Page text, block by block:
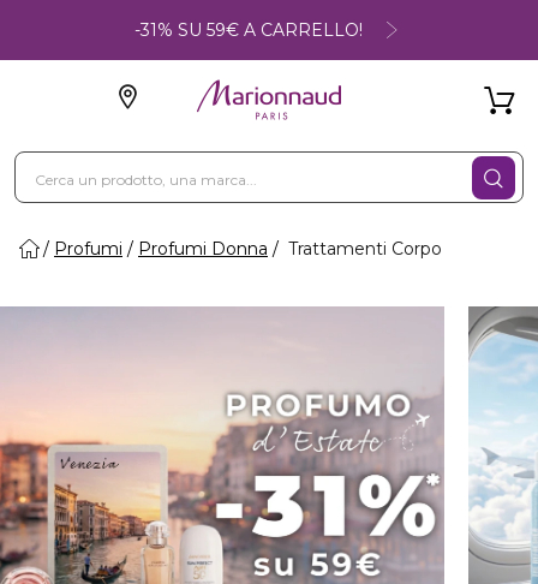
-31% SU 59€ A CARRELLO!
Profumi Profumi Donna Trattamenti Corpo